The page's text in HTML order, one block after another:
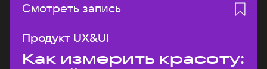
Смотреть запись
Продукт UX&UI
Как измерить красоту: